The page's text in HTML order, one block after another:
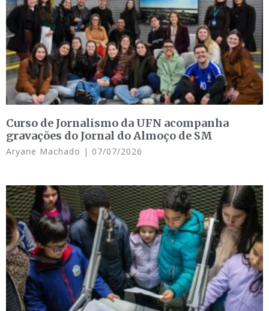
Curso de Jornalismo da UFN acompanha
gravações do Jornal do Almoço de SM
Aryane Machado 07/07/2026